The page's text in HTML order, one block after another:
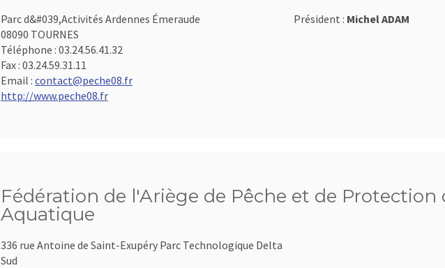
Parc d&#039,Activités Ardennes Émeraude
08090 TOURNES
Téléphone : 03.24.56.41.32
Fax : 03.24.59.31.11
Email : contact@peche08.fr
http://www.peche08.fr
Président : Michel ADAM
Fédération de l'Ariège de Pêche et de Protection
Aquatique
336 rue Antoine de Saint-Exupéry Parc Technologique Delta
Sud